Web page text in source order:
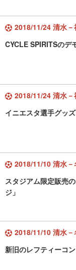
2018/11/24 清水－
CYCLE SPIRITSのデ
2018/11/24 清水－
イニエスタ選手グッ
2018/11/10 清水－
スタジアム限定販売
ジ」
2018/11/10 清水－
新旧のレフティーコ